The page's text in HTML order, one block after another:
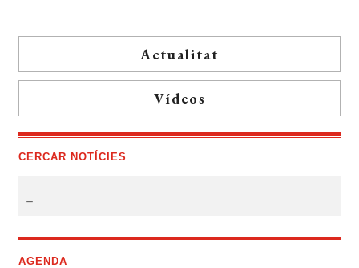
Actualitat
Vídeos
CERCAR NOTÍCIES
AGENDA